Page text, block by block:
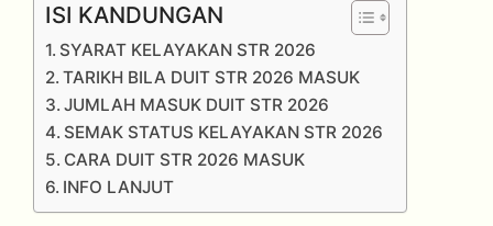
ISI KANDUNGAN
SYARAT KELAYAKAN STR 2026
TARIKH BILA DUIT STR 2026 MASUK
JUMLAH MASUK DUIT STR 2026
SEMAK STATUS KELAYAKAN STR 2026
CARA DUIT STR 2026 MASUK
INFO LANJUT